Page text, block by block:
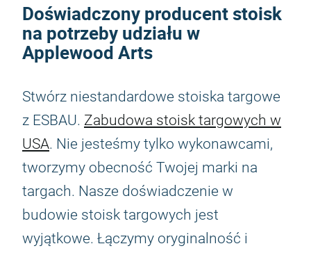
Doświadczony producent stoisk
na potrzeby udziału w
Applewood Arts
Stwórz niestandardowe stoiska targowe
z ESBAU. Zabudowa stoisk targowych w
USA. Nie jesteśmy tylko wykonawcami,
tworzymy obecność Twojej marki na
targach. Nasze doświadczenie w
budowie stoisk targowych jest
wyjątkowe. Łączymy oryginalność i